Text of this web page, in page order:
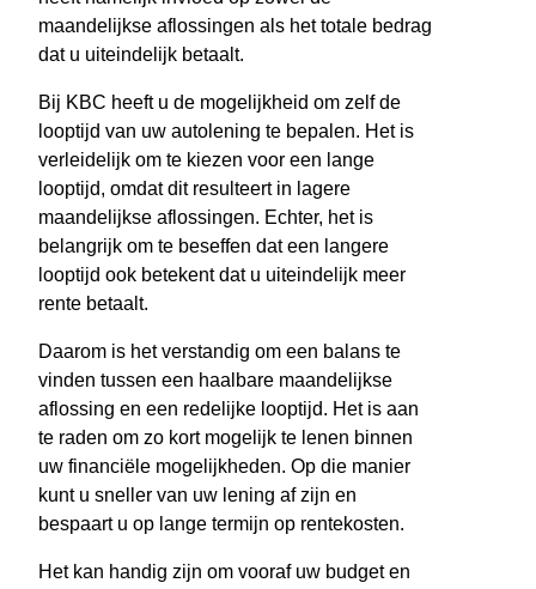
maandelijkse aflossingen als het totale bedrag
dat u uiteindelijk betaalt.
Bij KBC heeft u de mogelijkheid om zelf de
looptijd van uw autolening te bepalen. Het is
verleidelijk om te kiezen voor een lange
looptijd, omdat dit resulteert in lagere
maandelijkse aflossingen. Echter, het is
belangrijk om te beseffen dat een langere
looptijd ook betekent dat u uiteindelijk meer
rente betaalt.
Daarom is het verstandig om een balans te
vinden tussen een haalbare maandelijkse
aflossing en een redelijke looptijd. Het is aan
te raden om zo kort mogelijk te lenen binnen
uw financiële mogelijkheden. Op die manier
kunt u sneller van uw lening af zijn en
bespaart u op lange termijn op rentekosten.
Het kan handig zijn om vooraf uw budget en